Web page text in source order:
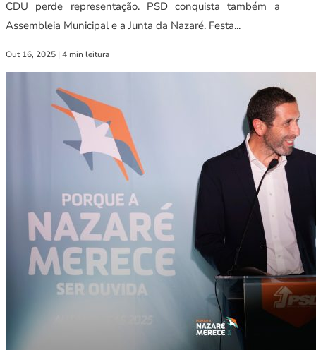
CDU perde representação. PSD conquista também a
Assembleia Municipal e a Junta da Nazaré. Festa...
Out 16, 2025 | 4 min leitura